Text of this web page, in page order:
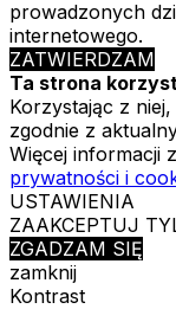
prowadzonych
internetowego.
ZATWIERDZAM
Ta strona
Korzystając z
zgodnie z
Więcej informacji
prywatności i
USTAWIENIA
ZAAKCEPTUJ
ZGADZAM SIĘ
zamknij
Kontrast